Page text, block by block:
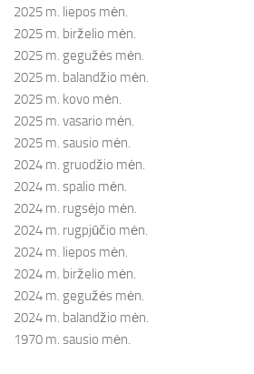
2025 m. liepos mėn.
2025 m. birželio mėn.
2025 m. gegužės mėn.
2025 m. balandžio mėn.
2025 m. kovo mėn.
2025 m. vasario mėn.
2025 m. sausio mėn.
2024 m. gruodžio mėn.
2024 m. spalio mėn.
2024 m. rugsėjo mėn.
2024 m. rugpjūčio mėn.
2024 m. liepos mėn.
2024 m. birželio mėn.
2024 m. gegužės mėn.
2024 m. balandžio mėn.
1970 m. sausio mėn.